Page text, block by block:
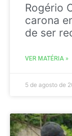
Rogério
carona
de ser
VER MATÉRIA »
5 de agosto de